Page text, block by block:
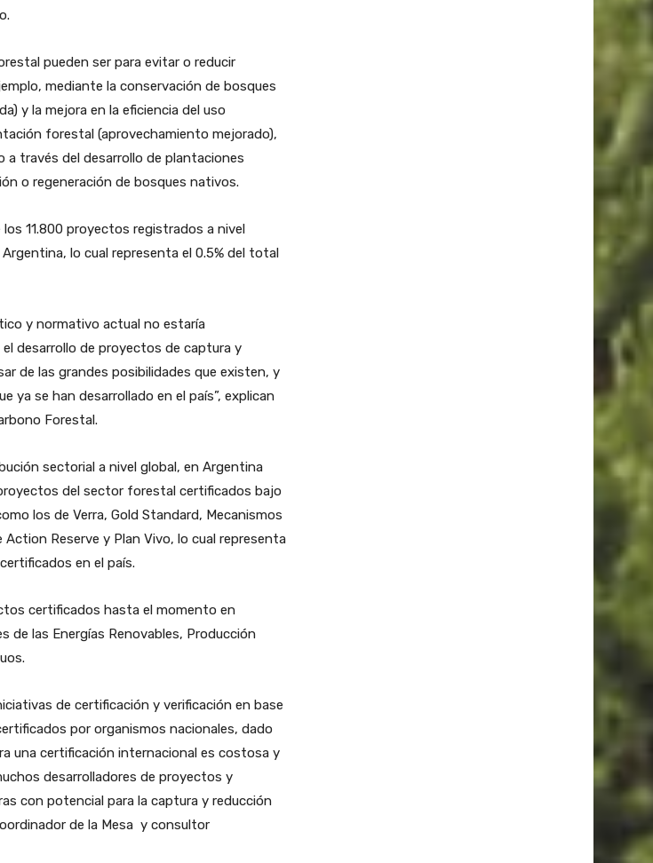
pueden ser para evitar o reducir
mediante la conservación de bosques
y la mejora en la eficiencia del uso
forestal (aprovechamiento mejorado),
a través del desarrollo de plantaciones
o regeneración de bosques nativos.
11.800 proyectos registrados a nivel
lo cual representa el 0.5% del total
y normativo actual no estaría
desarrollo de proyectos de captura y
de las grandes posibilidades que existen, y
ya se han desarrollado en el país”, explican
Forestal.
sectorial a nivel global, en Argentina
del sector forestal certificados bajo
los de Verra, Gold Standard, Mecanismos
Reserve y Plan Vivo, lo cual representa
en el país.
certificados hasta el momento en
de las Energías Renovables, Producción
de certificación y verificación en base
por organismos nacionales, dado
una certificación internacional es costosa y
desarrolladores de proyectos y
con potencial para la captura y reducción
de la Mesa y consultor